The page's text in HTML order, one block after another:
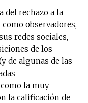
del rechazo a la
observadores,
redes sociales,
de los
de algunas de las
la muy
la calificación de